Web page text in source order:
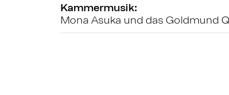
Kammermusik:
Mona Asuka und das Goldmund